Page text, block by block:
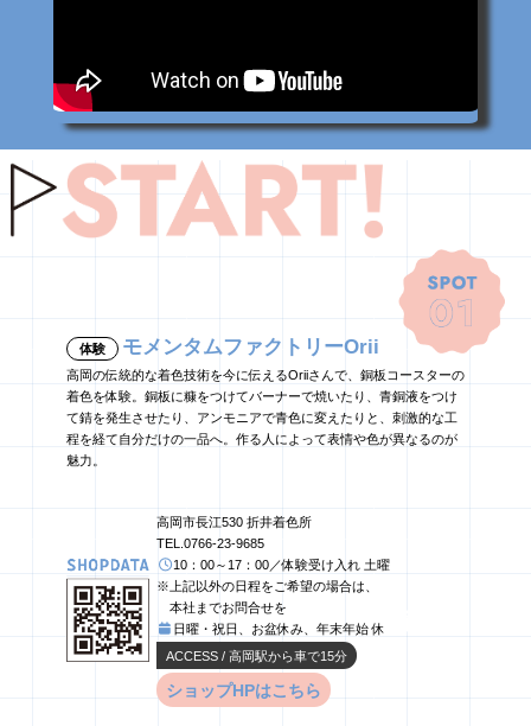
TAKAOKA
ま
ち
め
ぐ
り
編
体験 モメンタムファクトリーOrii
高岡の伝統的な着色技術を今に伝えるOriiさんで、銅板コースターの
着色を体験。銅板に糠をつけてバーナーで焼いたり、青銅液をつけ
て錆を発生させたり、アンモニアで青色に変えたりと、刺激的な工
程を経て自分だけの一品へ。作る人によって表情や色が異なるのが
魅力。
高岡市長江530 折井着色所
TEL.0766-23-9685
10：00～17：00／体験受け入れ 土曜
※上記以外の日程をご希望の場合は、
本社までお問合せを
日曜・祝日、お盆休み、年末年始 休
ACCESS / 高岡駅から車で15分
ショップHPはこちら